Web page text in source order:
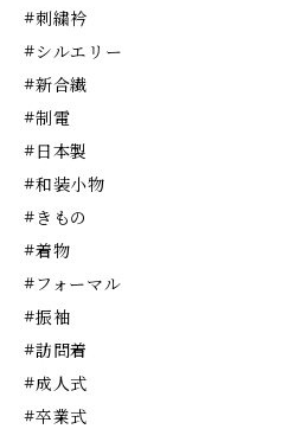
#刺繍衿
#シルエリー
#新合繊
#制電
#日本製
#和装小物
#きもの
#着物
#フォーマル
#振袖
#訪問着
#成人式
#卒業式